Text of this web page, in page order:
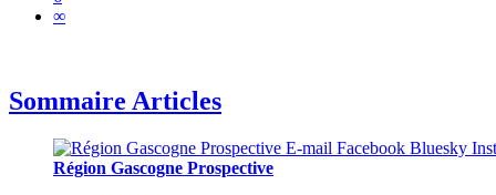
∞
Sommaire Articles
Région Gascogne Prospective